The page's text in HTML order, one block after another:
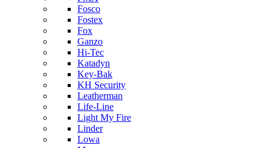
Fosco
Fostex
Fox
Ganzo
Hi-Tec
Katadyn
Key-Bak
KH Security
Leatherman
Life-Line
Light My Fire
Linder
Lowa